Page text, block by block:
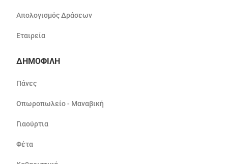
Απολογισμός Δράσεων
Εταιρεία
ΔΗΜΟΦΙΛΗ
Πάνες
Οπωροπωλείο - Μαναβική
Γιαούρτια
Φέτα